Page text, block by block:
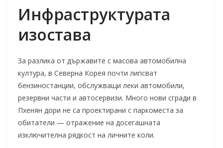
Инфраструктурата
изостава
За разлика от държавите с масова автомобилна
култура, в Северна Корея почти липсват
бензиностанции, обслужващи леки автомобили,
резервни части и автосервизи. Много нови сгради в
Пхенян дори не са проектирани с паркоместа за
обитатели — отражение на досегашната
изключителна рядкост на личните коли.